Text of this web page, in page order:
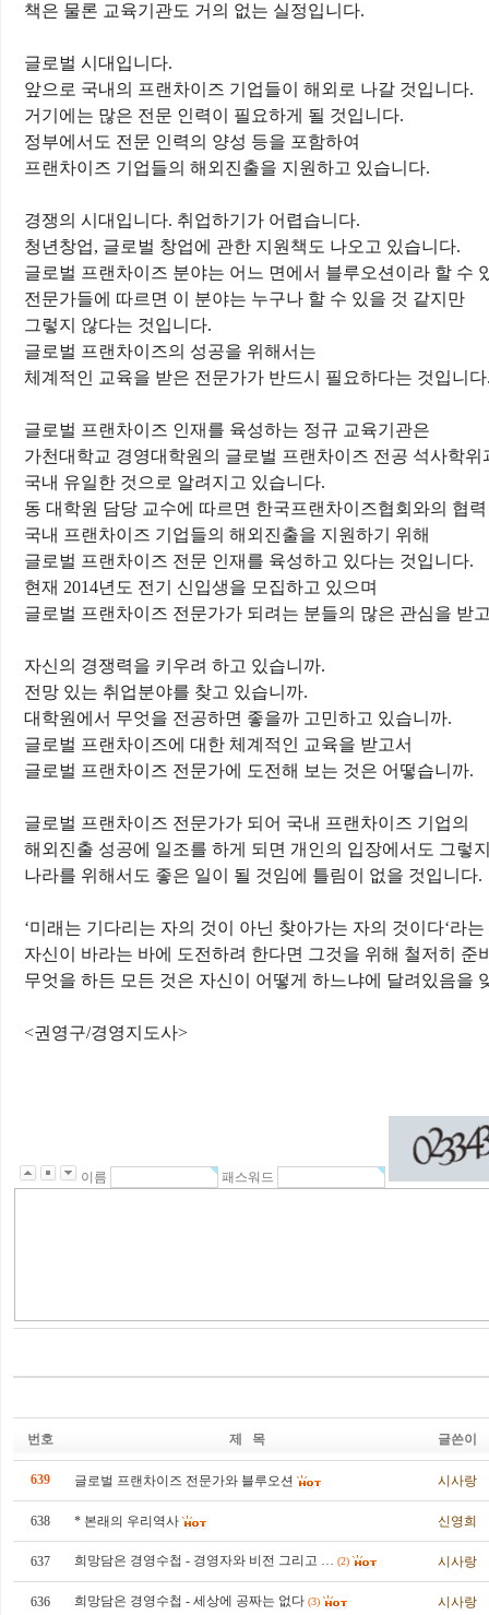
책은 물론 교육기관도 거의 없는 실정입니다.
글로벌 시대입니다.
앞으로 국내의 프랜차이즈 기업들이 해외로 나갈 것입니다.
거기에는 많은 전문 인력이 필요하게 될 것입니다.
정부에서도 전문 인력의 양성 등을 포함하여
프랜차이즈 기업들의 해외진출을 지원하고 있습니다.
경쟁의 시대입니다. 취업하기가 어렵습니다.
청년창업, 글로벌 창업에 관한 지원책도 나오고 있습니다.
글로벌 프랜차이즈 분야는 어느 면에서 블루오션이라 할 수
전문가들에 따르면 이 분야는 누구나 할 수 있을 것 같지만
그렇지 않다는 것입니다.
글로벌 프랜차이즈의 성공을 위해서는
체계적인 교육을 받은 전문가가 반드시 필요하다는 것입니다
글로벌 프랜차이즈 인재를 육성하는 정규 교육기관은
가천대학교 경영대학원의 글로벌 프랜차이즈 전공 석사학위
국내 유일한 것으로 알려지고 있습니다.
동 대학원 담당 교수에 따르면 한국프랜차이즈협회와의 협
국내 프랜차이즈 기업들의 해외진출을 지원하기 위해
글로벌 프랜차이즈 전문 인재를 육성하고 있다는 것입니다.
현재 2014년도 전기 신입생을 모집하고 있으며
글로벌 프랜차이즈 전문가가 되려는 분들의 많은 관심을 받
자신의 경쟁력을 키우려 하고 있습니까.
전망 있는 취업분야를 찾고 있습니까.
대학원에서 무엇을 전공하면 좋을까 고민하고 있습니까.
글로벌 프랜차이즈에 대한 체계적인 교육을 받고서
글로벌 프랜차이즈 전문가에 도전해 보는 것은 어떻습니까.
글로벌 프랜차이즈 전문가가 되어 국내 프랜차이즈 기업의
해외진출 성공에 일조를 하게 되면 개인의 입장에서도 그렇
나라를 위해서도 좋은 일이 될 것임에 틀림이 없을 것입니다.
‘미래는 기다리는 자의 것이 아닌 찾아가는 자의 것이다‘라는
자신이 바라는 바에 도전하려 한다면 그것을 위해 철저히 준
무엇을 하든 모든 것은 자신이 어떻게 하느냐에 달려있음을
<권영구/경영지도사>
이름 패스워드
번호 제 목 글쓴이
639 글로벌 프랜차이즈 전문가와 블루오션 시사랑
638 * 본래의 우리역사 신영희
637 희망담은 경영수첩 - 경영자와 비전 그리고 … (2) 시사랑
636 희망담은 경영수첩 - 세상에 공짜는 없다 (3) 시사랑